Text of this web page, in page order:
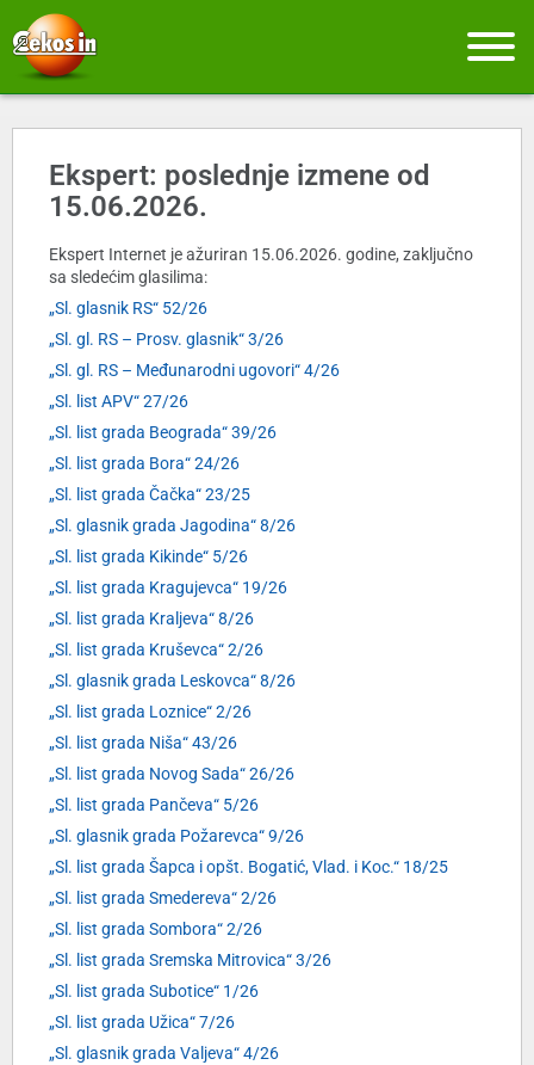
Ekspert: poslednje izmene od
15.06.2026.
Ekspert Internet je ažuriran 15.06.2026. godine, zaključno
sa sledećim glasilima:
„Sl. glasnik RS“ 52/26
„Sl. gl. RS – Prosv. glasnik“ 3/26
„Sl. gl. RS – Međunarodni ugovori“ 4/26
„Sl. list APV“ 27/26
„Sl. list grada Beograda“ 39/26
„Sl. list grada Bora“ 24/26
„Sl. list grada Čačka“ 23/25
„Sl. glasnik grada Jagodina“ 8/26
„Sl. list grada Kikinde“ 5/26
„Sl. list grada Kragujevca“ 19/26
„Sl. list grada Kraljeva“ 8/26
„Sl. list grada Kruševca“ 2/26
„Sl. glasnik grada Leskovca“ 8/26
„Sl. list grada Loznice“ 2/26
„Sl. list grada Niša“ 43/26
„Sl. list grada Novog Sada“ 26/26
„Sl. list grada Pančeva“ 5/26
„Sl. glasnik grada Požarevca“ 9/26
„Sl. list grada Šapca i opšt. Bogatić, Vlad. i Koc.“ 18/25
„Sl. list grada Smedereva“ 2/26
„Sl. list grada Sombora“ 2/26
„Sl. list grada Sremska Mitrovica“ 3/26
„Sl. list grada Subotice“ 1/26
„Sl. list grada Užica“ 7/26
„Sl. glasnik grada Valjeva“ 4/26